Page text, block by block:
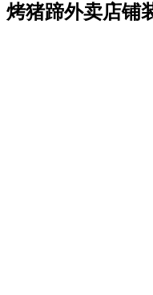
烤猪蹄外卖店铺